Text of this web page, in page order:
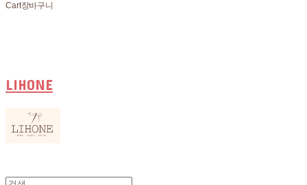
Cart장바구니
LIHONE